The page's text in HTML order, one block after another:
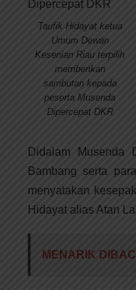
Taufik Hidayat ketua
Umum Dewan
Kesenian Riau terpilih
memberikan
sambutan kepada
peserta Musenda
Dipercepat DKR
Didalam Musenda
Bambang serta
menyatakan
Hidayat alias Atan
MENARIK